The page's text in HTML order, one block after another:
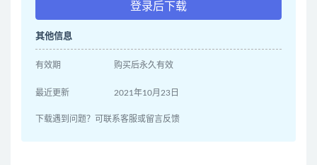
登录后下载
其他信息
有效期 购买后永久有效
最近更新 2021年10月23日
下载遇到问题？可联系客服或留言反馈